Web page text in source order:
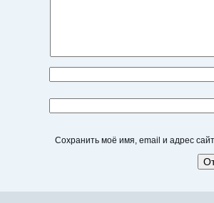
Сохранить моё имя, email и адрес